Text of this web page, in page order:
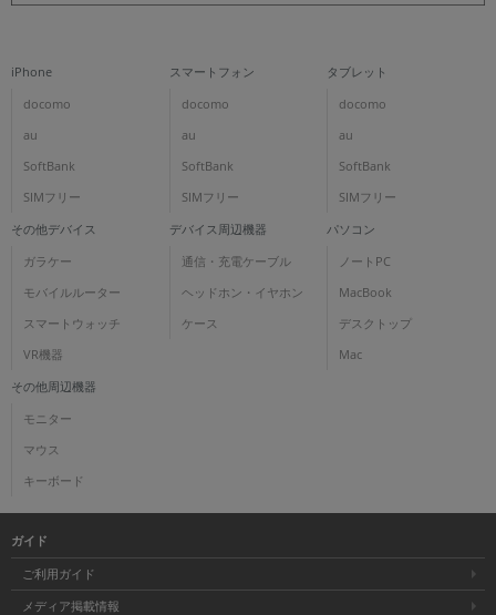
iPhone
docomo
au
SoftBank
SIMフリー
スマートフォン
docomo
au
SoftBank
SIMフリー
タブレット
docomo
au
SoftBank
SIMフリー
その他デバイス
ガラケー
モバイルルーター
スマートウォッチ
VR機器
デバイス周辺機器
通信・充電ケーブル
ヘッドホン・イヤホン
ケース
パソコン
ノートPC
MacBook
デスクトップ
Mac
その他周辺機器
モニター
マウス
キーボード
ガイド
ご利用ガイド
メディア掲載情報